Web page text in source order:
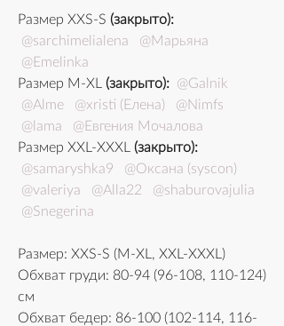
Размер XXS-S (закрыто):
@sarchimelialena
@Марьяна
@Emelinka
Размер М-XL (закрыто): @Galnik
@Alme
@xristi (Елена)
@Nimfs
@lama
@Евгения Мочалова
Размер XXL-XXXL (закрыто):
@samaryshka9
@Оксана (syscon)
@valeriya
@Alla22
@shaburovajulia
@Snegerina
Размер: XXS-S (M-XL, XXL-XXХL)
Обхват груди: 80-94 (96-108, 110-124)
см
Обхват бедер: 86-100 (102-114, 116-